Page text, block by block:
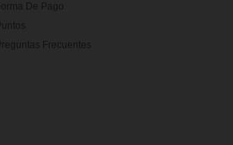
Forma De Pago
Puntos
Preguntas Frecuentes